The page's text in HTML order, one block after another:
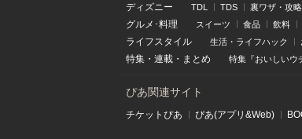
ディズニー TDL TDS 裏ワザ・攻略
グルメ･料理 スイーツ 食品 飲料
ライフスタイル 生活・ライフハック
特集 ・ 連載 ・ まとめ 特集『おいしいウ
ぴあ関連サイト
チケットぴあ ぴあ(アプリ&Web)